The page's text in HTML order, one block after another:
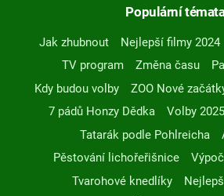
Populární
Jak zhubnout Nejlepší filmy 2024
TV program
Změna času
Kdy budou volby
ZOO Nové
7 pádů Honzy Dědka
Volby 2025
Tatarák podle Pohlreicha
Pěstování lichořeřišnice
Tvarohové knedlíky